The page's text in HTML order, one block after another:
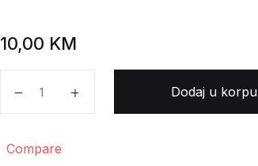
10,00 KM
Dodaj u korpu
Compare